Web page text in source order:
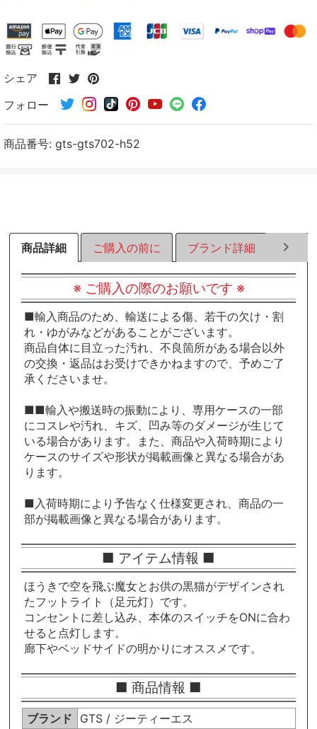
シェア
Facebook
シ
ェ
ア
す
Twitter
シ
ェ
ア
す
Pinterest
シ
ェ
ア
フォロー
商品番号: gts-gts702-h52
商品詳細 ご購入の前に ブランド詳細 ラッ
※ ご購入の際のお願いです ※
■輸入商品のため、輸送による傷、若干の欠け・割
れ・ゆがみなどがあることがございます。
商品自体に目立った汚れ、不良箇所がある場合以外
の交換・返品はお受けできかねますので、予めご了
承くださいませ。
■■輸入や搬送時の振動により、専用ケースの一部
にコスレや汚れ、キズ、凹み等のダメージが生じて
いる場合があります。また、商品や入荷時期により
ケースのサイズや形状が掲載画像と異なる場合があ
ります。
■入荷時期により予告なく仕様変更され、商品の一
部が掲載画像と異なる場合があります。
■ アイテム情報 ■
ほうきで空を飛ぶ魔女とお供の黒猫がデザインされ
たフットライト（足元灯）です。
コンセントに差し込み、本体のスイッチをONに合わ
せると点灯します。
廊下やベッドサイドの明かりにオススメです。
■ 商品情報 ■
ブランド GTS / ジーティーエス